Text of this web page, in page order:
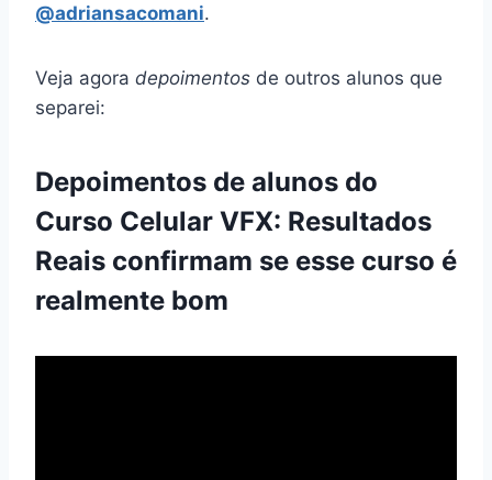
@adriansacomani.
Veja agora depoimentos de outros alunos que
separei:
Depoimentos de alunos do
Curso Celular VFX: Resultados
Reais confirmam se esse curso é
realmente bom